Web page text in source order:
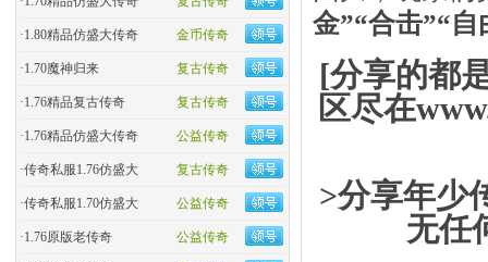
金币传奇
·1.80精品仿盛大传奇
复古传奇
·1.70魔神归来
复古传奇
·1.76精品复古传奇
公益传奇
·1.76精品仿盛大传奇
复古传奇
·传奇私服1.76仿盛大
公益传奇
·传奇私服1.70仿盛大
公益传奇
·1.76原版老传奇
金”“合击”“
[分享的都
区尽在
>分享年少
无任